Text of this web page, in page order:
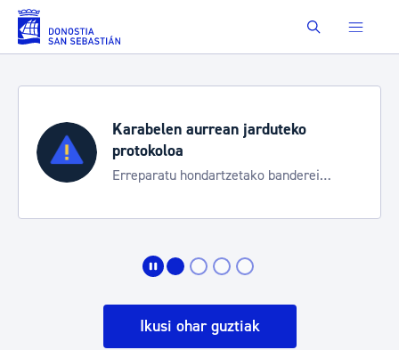
Eduki nagusira joan Buscar
Karabelen aurrean jarduteko
protokoloa
Erreparatu hondartzetako banderei
Ikusi ohar guztiak